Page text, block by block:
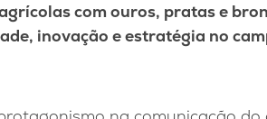
com ouros, pratas e
inovação e estratégia no